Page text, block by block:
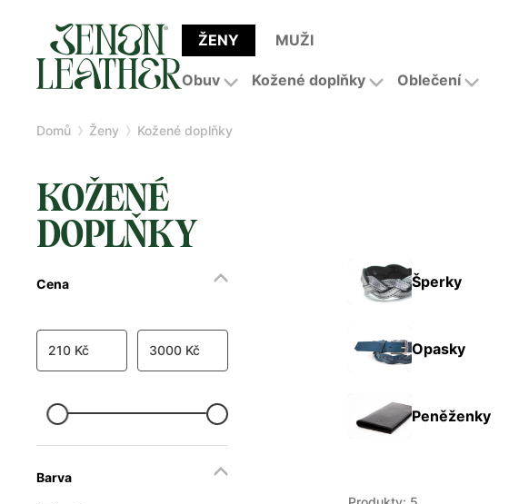
ŽENY
Obuv Kožené doplňky Oblečení
MUŽI
Domů Ženy Kožené doplňky
KOŽENÉ
DOPLŇKY
Cena
210 Kč 3000 Kč
Barva
Šperky
Opasky
Peněženky